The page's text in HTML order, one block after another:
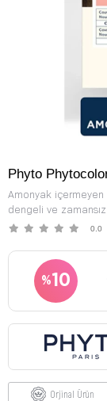
Phyto
Amonyak içermeyen
dengeli ve
0.0
10
Orjinal Ürün